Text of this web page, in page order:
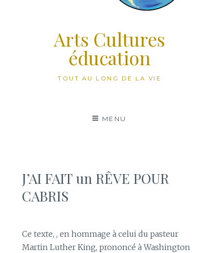
Arts Cultures
éducation
TOUT AU LONG DE LA VIE
MENU
J’AI FAIT un RÊVE POUR
CABRIS
Ce texte, , en hommage à celui du pasteur
Martin Luther King, prononcé à Washington